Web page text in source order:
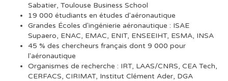
Sabatier, Toulouse Business School
19 000 étudiants en études d'aéronautique
Grandes Écoles d'ingénierie aéronautique : ISAE
Supaero, ENAC, EMAC, ENIT, ENSEEIHT, ESMA, INSA
45 % des chercheurs français dont 9 000 pour
l'aéronautique
Organismes de recherche : IRT, LAAS/CNRS, CEA Tech,
CERFACS, CIRIMAT, Institut Clément Ader, DGA